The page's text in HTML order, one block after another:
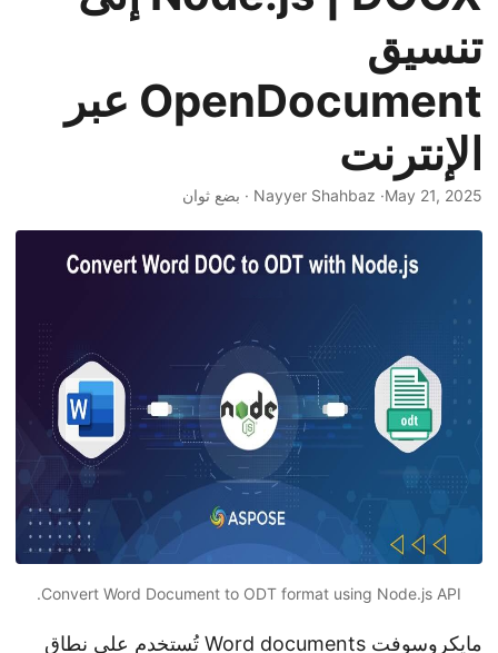
تنسيق
OpenDocument عبر
الإنترنت
May 21, 2025· Nayyer Shahbaz · بضع ثوان
Convert Word Document to ODT format using Node.js API.
مايكروسوفتWord documentsتُستخدم على نطاق